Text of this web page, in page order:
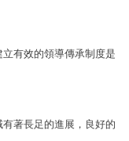
有效的領導傳承制度是
著長足的進展，良好的